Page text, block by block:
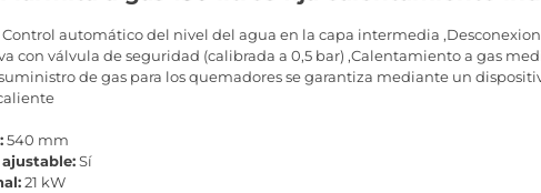
Control automático del nivel del agua en la capa intermedia
con válvula de seguridad (calibrada a 0,5 bar) ,Calentamiento a gas
de gas para los quemadores se garantiza mediante un
540 mm
Sí
21 kW